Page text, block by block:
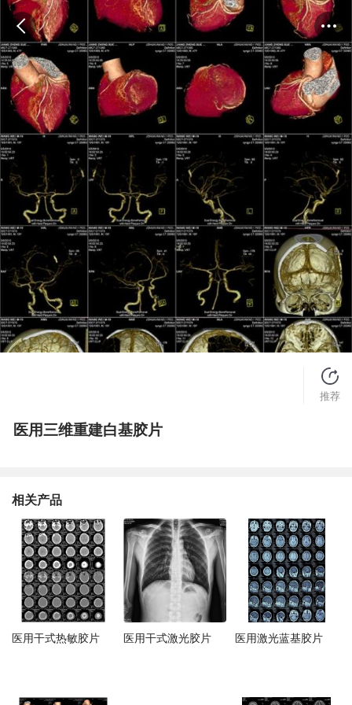
推荐
医用三维重建白基胶片
相关产品
医用干式热敏胶片 医用干式激光胶片 医用激光蓝基胶片